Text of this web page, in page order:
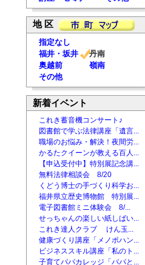
地 区
指定なし
福井・坂井
丹南
奥越前
嶺南
その他
新着イベント
これき蓄音機コンサート♪
図書館で学ぶ法律講座「遺言...
職場のお悩み・解決！夜間労...
かるたクイーンが教える百人...
【申込受付中】特別展記念講...
無料法律相談会 8/20
くどう博士の手づくり科学お...
福井県立歴史博物館 特別展...
電子図書館ミニ体験会 8/...
せっちゃんの楽しい紙しばい...
これき達人クラブ けん玉...
健康づくり講座「メノポハン...
ビジネススキル講座「私のト...
子育てパパカレッジ「パパと...